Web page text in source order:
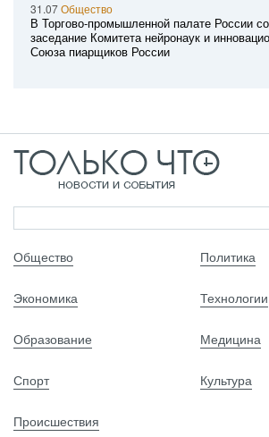
31.07Общество
В Торгово-промышленной палате России
заседание Комитета нейронаук и
Союза пиарщиков России
Общество Политика
Экономика Технологии
Образование Медицина
Спорт Культура
Происшествия